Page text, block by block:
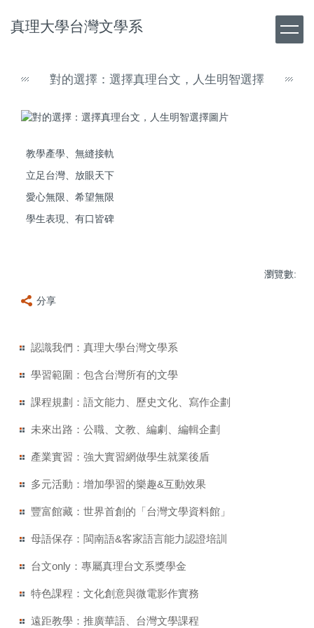
到
真理大學台灣文學系
對的選擇：選擇真理台文，人生明智選擇
教學產學、無縫接軌
立足台灣、放眼天下
愛心無限、希望無限
學生表現、有口皆碑
瀏覽數:
分享
認識我們：真理大學台灣文學系
學習範圍：包含台灣所有的文學
課程規劃：語文能力、歷史文化、寫作企劃
未來出路：公職、文教、編劇、編輯企劃
產業實習：強大實習網做學生就業後盾
多元活動：增加學習的樂趣&互動效果
豐富館藏：世界首創的「台灣文學資料館」
母語保存：閩南語&客家語言能力認證培訓
台文only：專屬真理台文系獎學金
特色課程：文化創意與微電影作實務
遠距教學：推廣華語、台灣文學課程